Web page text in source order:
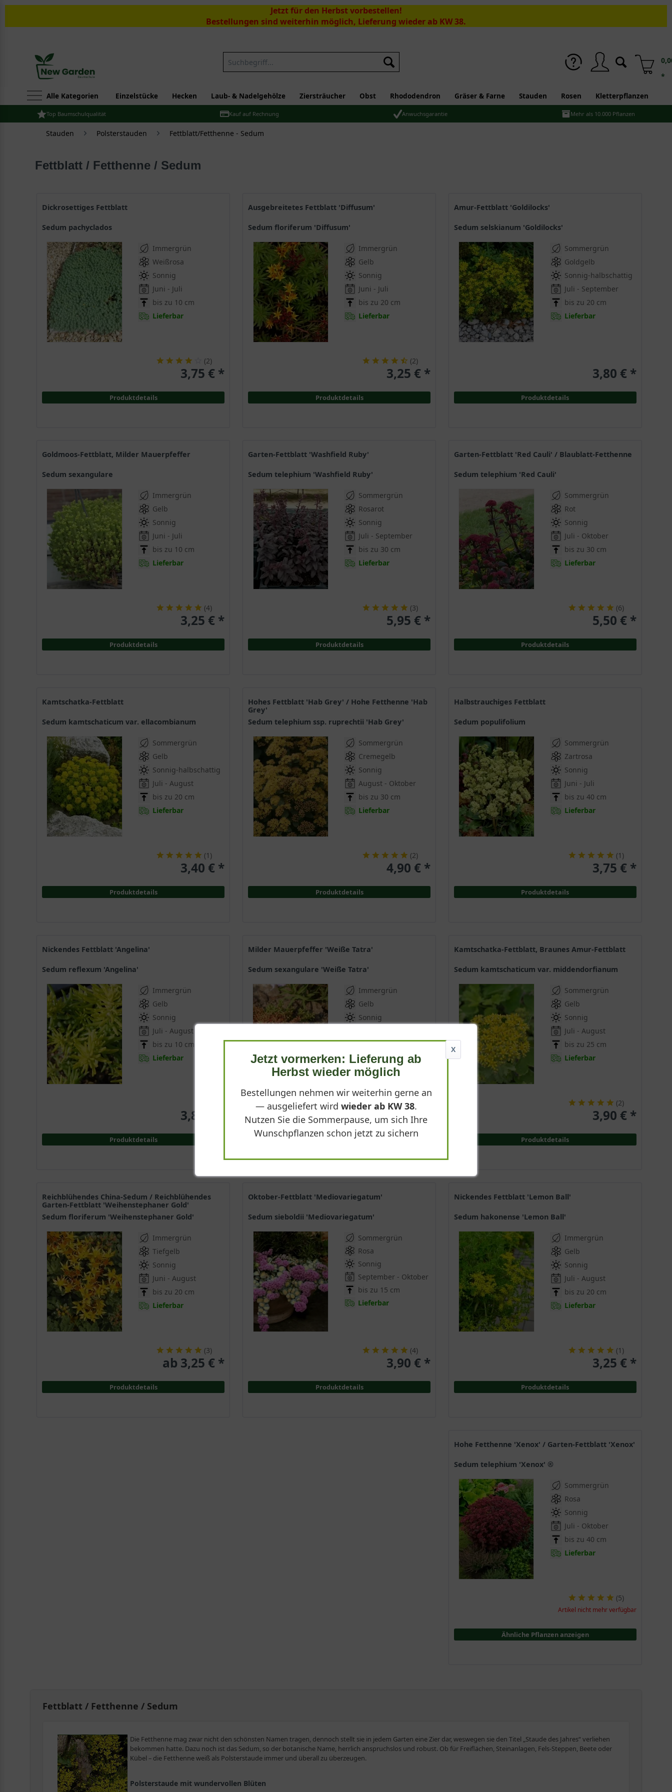
Jetzt für den Herbst vorbestellen!
Bestellungen sind weiterhin möglich, Lieferung wieder ab KW 38.
Suchen
*
Alle Kategorien Einzelstücke Hecken Laub- & Nadelgehölze Ziersträucher Obst Rhododendron Gräser & Farne Stauden Rosen Kletterpflanzen
Top Baumschulqualität Kauf auf Rechnung Anwuchsgarantie Mehr als 10.000 Pflanzen
Stauden Polsterstauden Fettblatt/Fetthenne - Sedum
Fettblatt / Fetthenne / Sedum
Amur-Fettblatt 'Goldilocks'
Sedum selskianum 'Goldilocks'
Sommergrün
Goldgelb
Sonnig-halbschattig
Juli - September
bis zu 20 cm
Lieferbar
3,80 € *
Produktdetails
Ausgebreitetes Fettblatt 'Diffusum'
Sedum floriferum 'Diffusum'
Immergrün
Gelb
Sonnig
Juni - Juli
bis zu 20 cm
Lieferbar
(2)
3,25 € *
Produktdetails
Dickrosettiges Fettblatt
Sedum pachyclados
Immergrün
Weißrosa
Sonnig
Juni - Juli
bis zu 10 cm
Lieferbar
(2)
3,75 € *
Produktdetails
Garten-Fettblatt 'Red Cauli' / Blaublatt-Fetthenne
Sedum telephium 'Red Cauli'
Sommergrün
Rot
Sonnig
Juli - Oktober
bis zu 30 cm
Lieferbar
(6)
5,50 € *
Produktdetails
Garten-Fettblatt 'Washfield Ruby'
Sedum telephium 'Washfield Ruby'
Sommergrün
Rosarot
Sonnig
Juli - September
bis zu 30 cm
Lieferbar
(3)
5,95 € *
Produktdetails
Goldmoos-Fettblatt, Milder Mauerpfeffer
Sedum sexangulare
Immergrün
Gelb
Sonnig
Juni - Juli
bis zu 10 cm
Lieferbar
(4)
3,25 € *
Produktdetails
Halbstrauchiges Fettblatt
Sedum populifolium
Sommergrün
Zartrosa
Sonnig
Juni - Juli
bis zu 40 cm
Lieferbar
(1 )
3,75 € *
Produktdetails
Hohes Fettblatt 'Hab Grey' / Hohe Fetthenne 'Hab
Grey'
Sedum telephium ssp. ruprechtii 'Hab Grey'
Sommergrün
Cremegelb
Sonnig
August - Oktober
bis zu 30 cm
Lieferbar
(2)
4,90 € *
Produktdetails
Kamtschatka-Fettblatt
Sedum kamtschaticum var. ellacombianum
Sommergrün
Gelb
Sonnig-halbschattig
Juli - August
bis zu 20 cm
Lieferbar
(1 )
3,40 € *
Produktdetails
Kamtschatka-Fettblatt, Braunes Amur-Fettblatt
Sedum kamtschaticum var. middendorfianum
Sommergrün
Gelb
Sonnig
Juli - August
bis zu 25 cm
Lieferbar
(2)
3,90 € *
Produktdetails
Milder Mauerpfeffer 'Weiße Tatra'
Sedum sexangulare 'Weiße Tatra'
Immergrün
Gelb
Sonnig
bis zu 10 cm
Lieferbar
3,50 € *
Produktdetails
Nickendes Fettblatt 'Angelina'
Sedum reflexum 'Angelina'
Immergrün
Gelb
Sonnig
Juli - August
bis zu 10 cm
Lieferbar
3,80 € *
Produktdetails
Nickendes Fettblatt 'Lemon Ball'
Sedum hakonense 'Lemon Ball'
Immergrün
Gelb
Sonnig
Juli - August
bis zu 20 cm
Lieferbar
(1 )
3,25 € *
Produktdetails
Oktober-Fettblatt 'Mediovariegatum'
Sedum sieboldii 'Mediovariegatum'
Sommergrün
Rosa
Sonnig
September - Oktober
bis zu 15 cm
Lieferbar
(4)
3,90 € *
Produktdetails
Reichblühendes China-Sedum / Reichblühendes
Garten-Fettblatt 'Weihenstephaner Gold'
Sedum floriferum 'Weihenstephaner Gold'
Immergrün
Tiefgelb
Sonnig
Juni - August
bis zu 20 cm
Lieferbar
(3)
ab 3,25 € *
Produktdetails
Hohe Fetthenne 'Xenox' / Garten-Fettblatt 'Xenox'
Sedum telephium 'Xenox' ®
Sommergrün
Rosa
Sonnig
Juli - Oktober
bis zu 40 cm
Lieferbar
(5)
Artikel nicht mehr verfügbar
Ähnliche Pflanzen anzeigen
Fettblatt / Fetthenne / Sedum
Die Fetthenne mag zwar nicht den schönsten Namen tragen, dennoch stellt sie in jedem Garten eine Zier dar, weswegen sie den Titel „Staude des Jahres“ verliehen
bekommen hatte. Dazu noch ist das Sedum, so der botanische Name, herrlich anspruchslos und robust. Ob für Freiflächen, Steinanlagen, Fels-Steppen, Beete oder
Kübel – die Fetthenne weiß als Polsterstaude immer und überall zu überzeugen.
Polsterstaude mit wundervollen Blüten
X
Jetzt vormerken: Lieferung ab
Herbst wieder möglich
Bestellungen nehmen wir weiterhin gerne an
— ausgeliefert wird wieder ab KW 38.
Nutzen Sie die Sommerpause, um sich Ihre
Wunschpflanzen schon jetzt zu sichern